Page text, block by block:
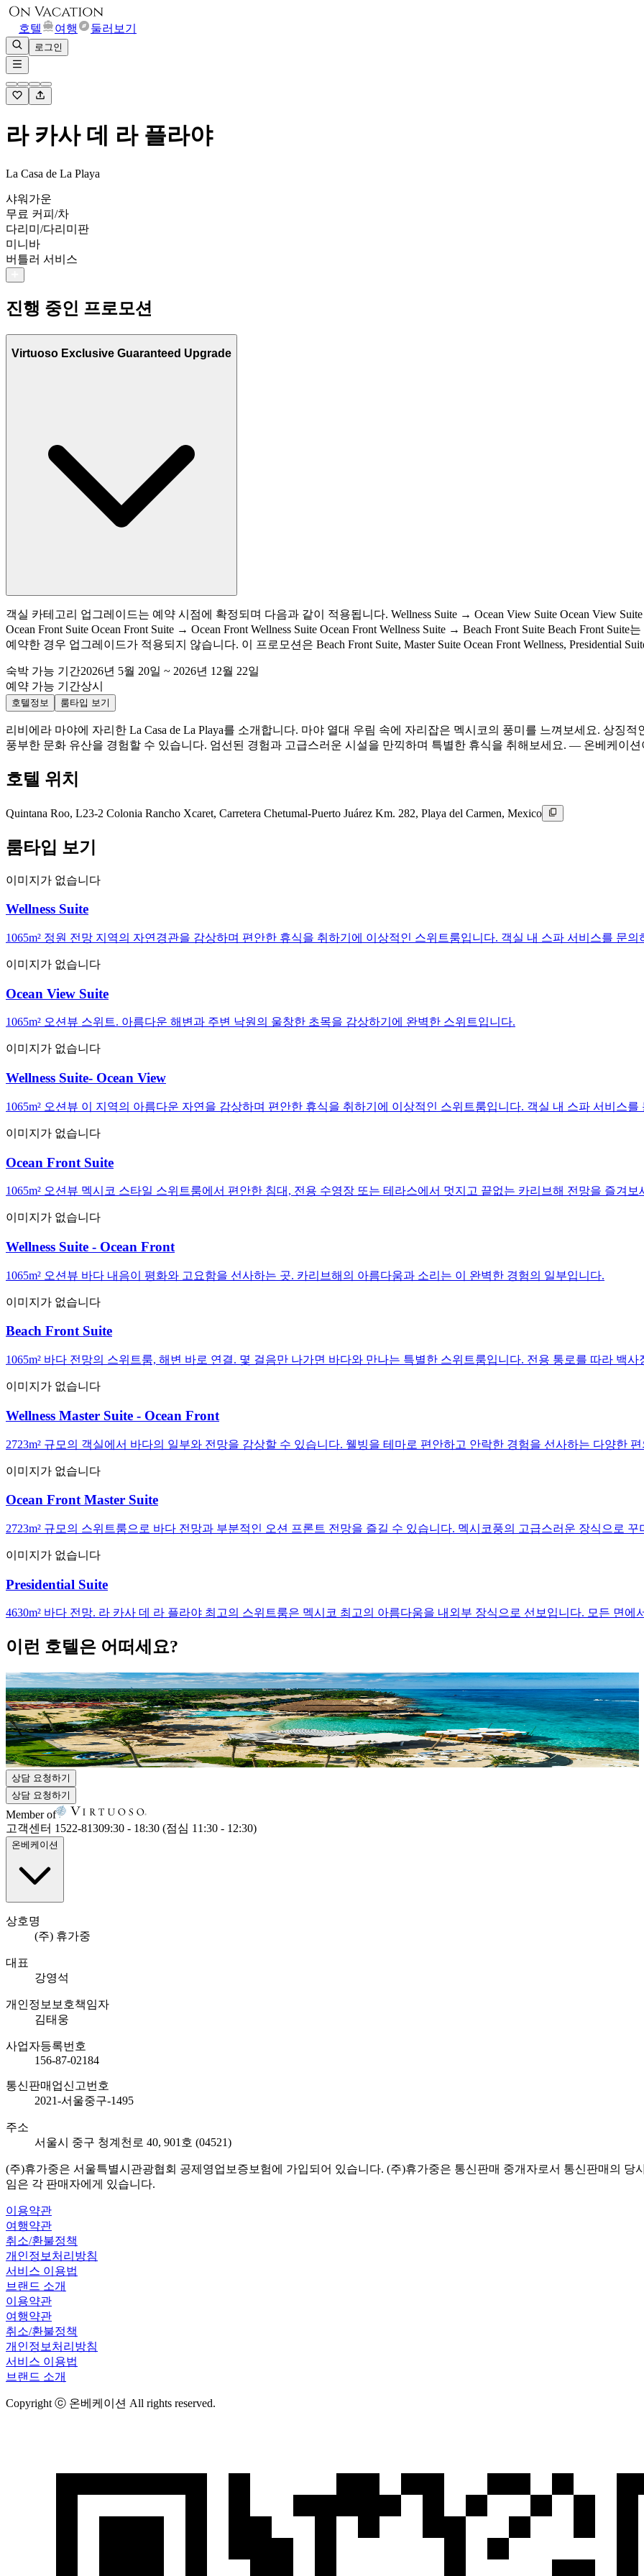
호텔 여행 둘러보기
로그인
라 카사 데 라 플라야
La Casa de La Playa
샤워가운
무료 커피/차
다리미/다리미판
미니바
버틀러 서비스
진행 중인 프로모션
Virtuoso Exclusive Guaranteed Upgrade
객실 카테고리 업그레이드는 예약 시점에 확정되며 다음과 같이 적용됩니다. Wellness Suite → Ocean View Suite Ocean View Suite
Ocean Front Suite Ocean Front Suite → Ocean Front Wellness Suite Ocean Front Wellness Suite → Beach Front Suite Beach Front
예약한 경우 업그레이드가 적용되지 않습니다. 이 프로모션은 Beach Front Suite, Master Suite Ocean Front Wellness, Presidential
숙박 가능 기간2026년 5월 20일 ~ 2026년 12월 22일
예약 가능 기간상시
호텔정보 룸타입 보기
리비에라 마야에 자리한 La Casa de La Playa를 소개합니다. 마야 열대 우림 속에 자리잡은 멕시코의 풍미를 느껴보세요. 상징
풍부한 문화 유산을 경험할 수 있습니다. 엄선된 경험과 고급스러운 시설을 만끽하며 특별한 휴식을 취해보세요. — 온베케이
호텔 위치
Quintana Roo, L23-2 Colonia Rancho Xcaret, Carretera Chetumal-Puerto Juárez Km. 282, Playa del Carmen, Mexico
룸타입 보기
이미지가 없습니다
Wellness Suite
1065m² 정원 전망 지역의 자연경관을 감상하며 편안한 휴식을 취하기에 이상적인 스위트룸입니다. 객실 내 스파 서비스를 문의
이미지가 없습니다
Ocean View Suite
1065m² 오션뷰 스위트. 아름다운 해변과 주변 낙원의 울창한 초목을 감상하기에 완벽한 스위트입니다.
이미지가 없습니다
Wellness Suite- Ocean View
1065m² 오션뷰 이 지역의 아름다운 자연을 감상하며 편안한 휴식을 취하기에 이상적인 스위트룸입니다. 객실 내 스파 서비스를
이미지가 없습니다
Ocean Front Suite
1065m² 오션뷰 멕시코 스타일 스위트룸에서 편안한 침대, 전용 수영장 또는 테라스에서 멋지고 끝없는 카리브해 전망을 즐겨보
이미지가 없습니다
Wellness Suite - Ocean Front
1065m² 오션뷰 바다 내음이 평화와 고요함을 선사하는 곳. 카리브해의 아름다움과 소리는 이 완벽한 경험의 일부입니다.
이미지가 없습니다
Beach Front Suite
1065m² 바다 전망의 스위트룸, 해변 바로 연결. 몇 걸음만 나가면 바다와 만나는 특별한 스위트룸입니다. 전용 통로를 따라 백
이미지가 없습니다
Wellness Master Suite - Ocean Front
2723m² 규모의 객실에서 바다의 일부와 전망을 감상할 수 있습니다. 웰빙을 테마로 편안하고 안락한 경험을 선사하는 다양한
이미지가 없습니다
Ocean Front Master Suite
2723m² 규모의 스위트룸으로 바다 전망과 부분적인 오션 프론트 전망을 즐길 수 있습니다. 멕시코풍의 고급스러운 장식으로
이미지가 없습니다
Presidential Suite
4630m² 바다 전망. 라 카사 데 라 플라야 최고의 스위트룸은 멕시코 최고의 아름다움을 내외부 장식으로 선보입니다. 모든 면에
이런 호텔은 어떠세요?
프레지덴테 인터컨티넨탈 코수멜 리조트 & 스파
Presidente InterContinental Cozumel Resort & Spa
Carretera a Chankanaab KM 6.5, Cozumel, Mexico
상담 요청하기
상담 요청하기
Member of
고객센터 1522-81309:30 - 18:30 (점심 11:30 - 12:30)
온베케이션
상호명
(주) 휴가중
대표
강영석
개인정보보호책임자
김태웅
사업자등록번호
156-87-02184
통신판매업신고번호
2021-서울중구-1495
주소
서울시 중구 청계천로 40, 901호 (04521)
(주)휴가중은 서울특별시관광협회 공제영업보증보험에 가입되어 있습니다. (주)휴가중은 통신판매 중개자로서 통신판매의 당
임은 각 판매자에게 있습니다.
이용약관
여행약관
취소/환불정책
개인정보처리방침
서비스 이용법
브랜드 소개
이용약관
여행약관
취소/환불정책
개인정보처리방침
서비스 이용법
브랜드 소개
Copyright ⓒ 온베케이션 All rights reserved.